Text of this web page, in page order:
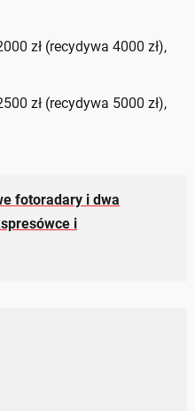
zł (recydywa 4000 zł),
zł (recydywa 5000 zł),
fotoradary i dwa
i